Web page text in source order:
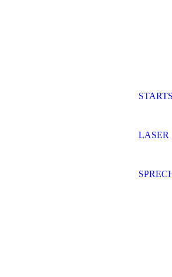
LASER